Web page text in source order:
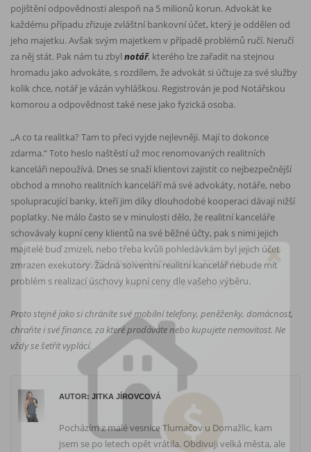
pojištění odpovědnosti alespoň na 5 milionů korun. Advokát ke
každému případu zřizuje zvláštní bankovní účet, který je oddělen od
jeho majetku. Avšak svým majetkem v případě problémů ručí. Neručí
za něj stát. Pak nám tu zbyl notář, kterého lze zařadit na stejnou
hromadu jako advokáte, s rozdílem, že advokát si účtuje za své služby
kolik chce, notář je vázán vyhláškou. Registrován je pod Notářskou
komorou a odpovědnost také nese jako fyzická osoba.
,,A co ta realitka? Tam to přeci vyjde nejlevněji. Mají to dokonce
zdarma.“ Toto heslo naštěstí už moc renomovaných realitních
kanceláři nepoužívá. Dnes se snaží klientovi zajistit co nejbezpečnější
obchod a mnoho realitních kanceláří má své advokáty, notáře, nebo
spolupracující banky, kteří jim díky dlouhodobé kooperaci dávají nižší
poplatky. Ne málo často se v minulosti dělo, že realitní kanceláře
schovávaly kupní ceny klientů na své běžné účty, pak s nimi jejich
majitelé buď zmizeli, nebo třeba kvůli pohledávkám byl jejich účet
zmrazen exekutory. Žádná solventní realitní kancelář nebude mít
problém s realizací úschovy kupní ceny dle vašeho výběru.
Proto stejně jako si chráníte své mobilní telefony, peněženky, domácnost,
chraňte i své finance, za které prodáváte nebo kupujete nemovitost. Ne
vždy se šetřit vyplácí.
AUTOR: JITKA JÍROVCOVÁ
Pocházím z malé vesnice Tlumačov u Domažlic, kam
jsem se po letech opět vrátila. Obdivuji velká města, ale
ODHAD CENY NEMOVITOSTI ZDARMA
Spočítejte si orientační cenu vaší nemovitosti.